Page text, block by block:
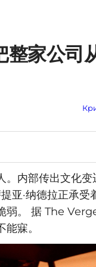
家公司
。内部传出文化
亚·纳德拉正承受
弱。 据 The
寐。